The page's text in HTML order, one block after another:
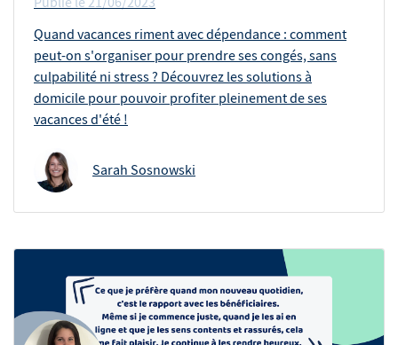
Quand vacances riment avec dépendance : comment
peut-on s'organiser pour prendre ses congés, sans
culpabilité ni stress ? Découvrez les solutions à
domicile pour pouvoir profiter pleinement de ses
vacances d'été !
Sarah Sosnowski